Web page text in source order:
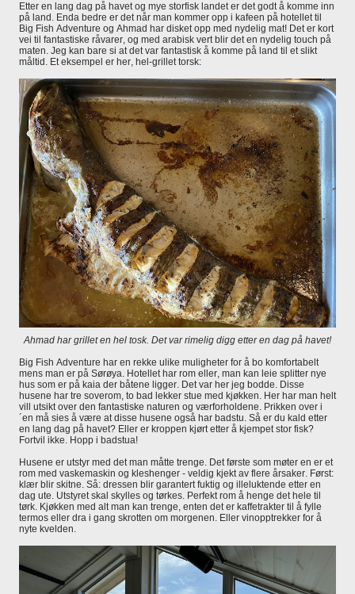
Etter en lang dag på havet og mye storfisk landet er det godt å komme inn
på land. Enda bedre er det når man kommer opp i kafeen på hotellet til
Big Fish Adventure og Ahmad har disket opp med nydelig mat! Det er kort
vei til fantastiske råvarer, og med arabisk vert blir det en nydelig touch på
maten. Jeg kan bare si at det var fantastisk å komme på land til et slikt
måltid. Et eksempel er her, hel-grillet torsk:
Ahmad har grillet en hel tosk. Det var rimelig digg etter en dag på havet!
Big Fish Adventure har en rekke ulike muligheter for å bo komfortabelt
mens man er på Sørøya. Hotellet har rom eller, man kan leie splitter nye
hus som er på kaia der båtene ligger. Det var her jeg bodde. Disse
husene har tre soverom, to bad lekker stue med kjøkken. Her har man helt
vill utsikt over den fantastiske naturen og værforholdene. Prikken over i
´en må sies å være at disse husene også har badstu. Så er du kald etter
en lang dag på havet? Eller er kroppen kjørt etter å kjempet stor fisk?
Fortvil ikke. Hopp i badstua!
Husene er utstyr med det man måtte trenge. Det første som møter en er et
rom med vaskemaskin og kleshenger - veldig kjekt av flere årsaker. Først:
klær blir skitne. Så: dressen blir garantert fuktig og illeluktende etter en
dag ute. Utstyret skal skylles og tørkes. Perfekt rom å henge det hele til
tørk. Kjøkken med alt man kan trenge, enten det er kaffetrakter til å fylle
termos eller dra i gang skrotten om morgenen. Eller vinopptrekker for å
nyte kvelden.